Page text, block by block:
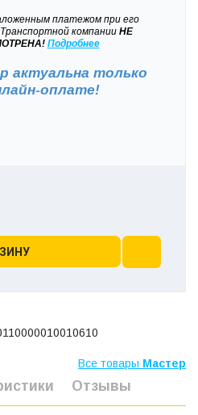
платежом при его
компанииНЕ
Подробнее
актуальна только
оплате!
Все товары Мастер
Отзывы